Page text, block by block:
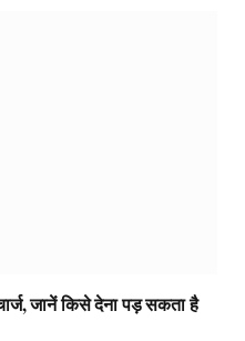
जानें किसे देना पड़ सकता है